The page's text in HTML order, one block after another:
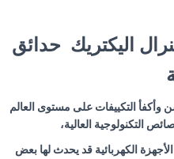
اليكتريك حدائق
وأكفأ التكييفات على مستوى العالم
التكنولوجية العالية،
الكهربائية قد يحدث لها بعض